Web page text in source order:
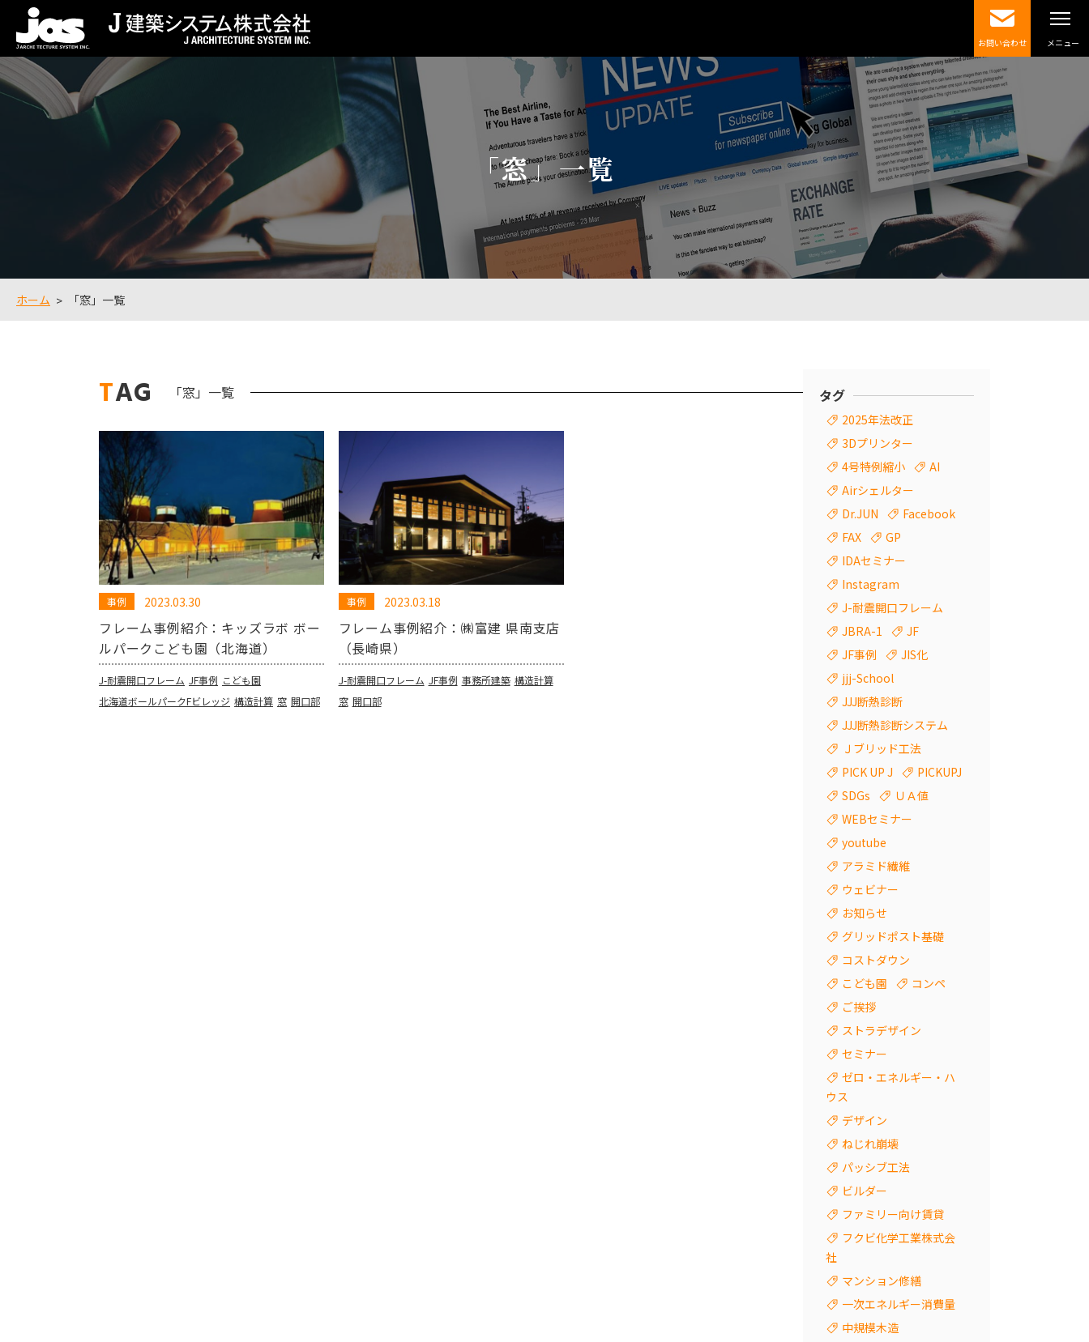
お問い合わせ
「窓」一覧
ホーム 「窓」一覧
TAG 「窓」一覧
事例 2023.03.30
フレーム事例紹介：キッズラボ ボー
ルパークこども園（北海道）
J-耐震開口フレーム JF事例 こども園
北海道ボールパークFビレッジ 構造計算 窓 開口部
事例 2023.03.18
フレーム事例紹介：㈱富建 県南支店
（長崎県）
J-耐震開口フレーム JF事例 事務所建築 構造計算
窓 開口部
タグ
2025年法改正
3Dプリンター
4号特例縮小
AI
Airシェルター
Dr.JUN
Facebook
FAX
GP
IDAセミナー
Instagram
J-耐震開口フレーム
JBRA-1
JF
JF事例
JIS化
jjj-School
JJJ断熱診断
JJJ断熱診断システム
Ｊブリッド工法
PICK UP J
PICKUPJ
SDGs
ＵＡ値
WEBセミナー
youtube
アラミド繊維
ウェビナー
お知らせ
グリッドポスト基礎
コストダウン
こども園
コンペ
ご挨拶
ストラデザイン
セミナー
ゼロ・エネルギー・ハ
ウス
デザイン
ねじれ崩壊
パッシブ工法
ビルダー
ファミリー向け賃貸
フクビ化学工業株式会
社
マンション修繕
一次エネルギー消費量
中規模木造